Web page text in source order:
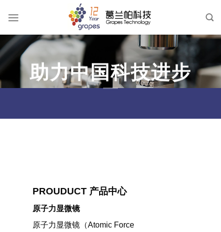
容
助力中国科技进步
PROUDUCT 产品中心
原子力显微镜
原子力显微镜（Atomic Force